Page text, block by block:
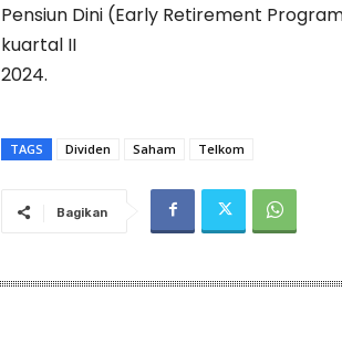
Pensiun Dini (Early Retirement
kuartal II
2024.
TAGS Dividen Saham Telkom
Bagikan